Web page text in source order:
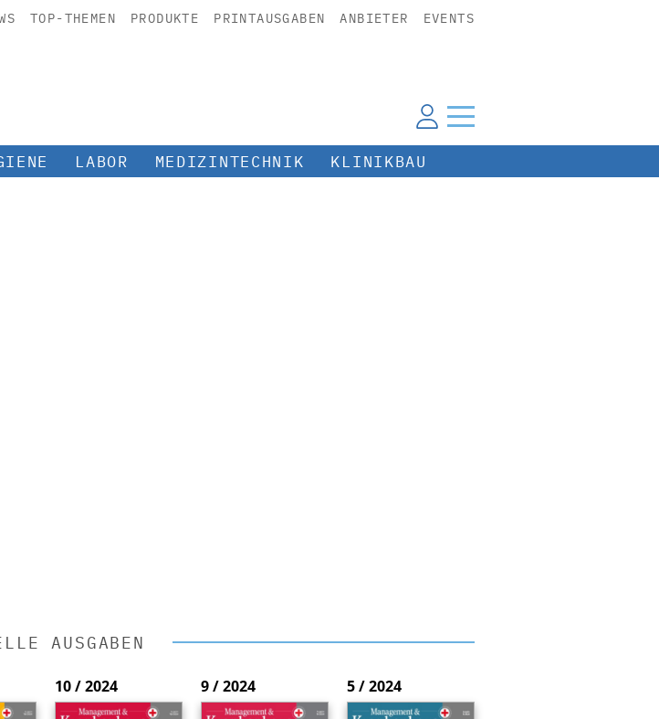
TOP-THEMEN PRODUKTE PRINTAUSGABEN ANBIETER EVENTS
LABOR MEDIZINTECHNIK KLINIKBAU
AUSGABEN
10 / 2024 9 / 2024 5 / 2024